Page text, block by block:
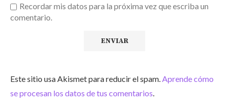
Recordar mis datos para la próxima vez que escriba un
comentario.
Este sitio usa Akismet para reducir el spam. Aprende cómo
se procesan los datos de tus comentarios